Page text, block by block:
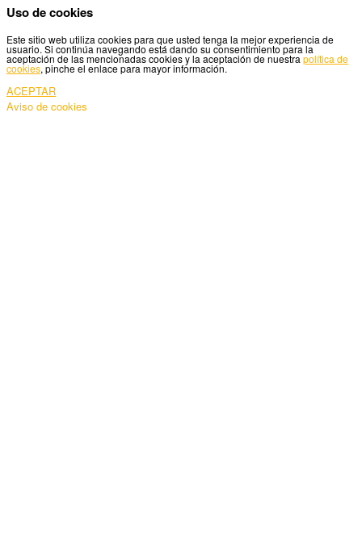
Uso de cookies
Este sitio web utiliza cookies para que usted tenga la mejor experiencia de
usuario. Si continúa navegando está dando su consentimiento para la
aceptación de las mencionadas cookies y la aceptación de nuestra política de
cookies, pinche el enlace para mayor información.
ACEPTAR
Aviso de cookies